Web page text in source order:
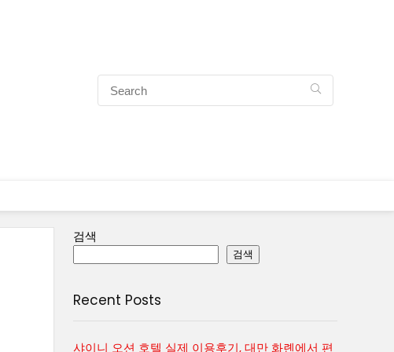
검색
검색
Recent Posts
샤이니 오션 호텔 실제 이용후기, 대만 화롄에서 편